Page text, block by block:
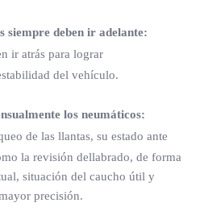
siempre deben ir adelante:
ir atrás para lograr
del vehículo.
los neumáticos:
de las llantas, su estado ante
la revisión dellabrado, de forma
situación del caucho útil y
precisión.